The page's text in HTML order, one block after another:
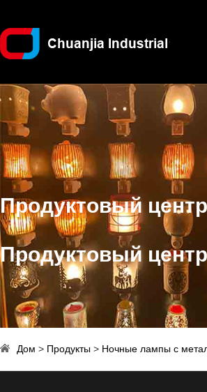
Продуктовый центр
Продуктовый центр
Дом > Продукты > Ночные лампы с